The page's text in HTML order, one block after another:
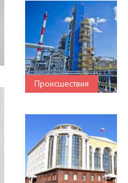
Происшествия